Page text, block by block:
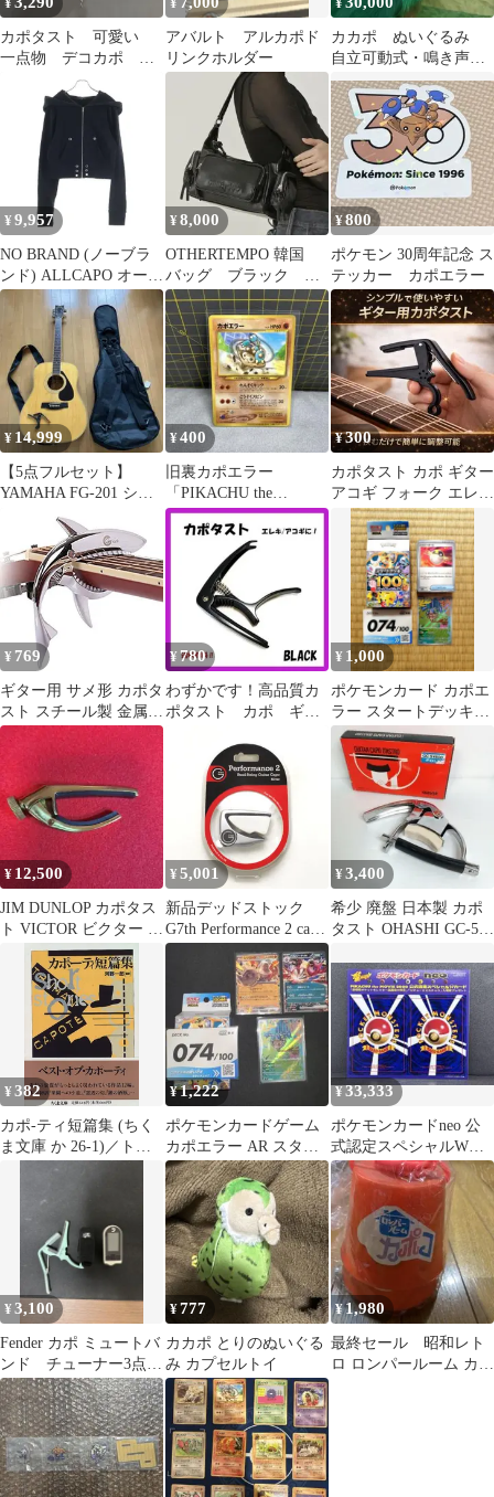
¥
カポタスト 可愛い
一点物 デコカポ ひ
なデコ ハンドメイ
ド ピンク シルバー
¥
アバルト アルカポド
リンクホルダー
¥
カカポ ぬいぐるみ
自立可動式・鳴き声仕
掛け付き
¥ 9,957
NO BRAND (ノーブラ
ンド) ALLCAPO オール
カポ CROPPED BIG
ZIPUP HOODIE クロッ
プド ビッグ フーディ
ジップアップパーカー
ブラック
¥8,000
OTHERTEMPO 韓国
バッグ ブラック カ
ポ
¥800
ポケモン 30周年記念 ス
テッカー カポエラー
¥ 14,999
【5点フルセット】
YAMAHA FG-201 シャ
ーベル付 ケースカポ
¥400
旧裏カポエラー
「PIKACHU the
MOVIE2000」公式認定
スペシャル
¥300
カポタスト カポ ギター
アコギ フォーク エレキ
ギター 固定 黒 ブラッ
¥ 769
ギター用 サメ形 カポタ
スト スチール製 金属製
鮫 シャーク カポ (シル
バー)[ゆうパケット発
送、送料無料]mer002
¥ 780
わずかです！高品質カ
ポタスト カポ ギタ
ブラック １点
¥ 1,000
ポケモンカード カポエ
ラー スタートデッキ
100 074/100
¥ 12,500
JIM DUNLOP カポタス
ト VICTOR ビクター カ
¥5,001
新品デッドストック
G7th Performance 2 capo
スチールストリングス
ギターカポ シルバー ア
コースティックギター/
エレキギター用カポタ
スト
¥3,400
希少 廃盤 日本製 カポ
タスト OHASHI GC-5
¥382
カポ-ティ短篇集 (ちく
ま文庫 か 26-1)／トル
ーマン カポーティ
¥1,222
ポケモンカードゲーム
カポエラー AR スター
トデッキ100 074/100
¥33,333
ポケモンカードneo 公
式認定スペシャルWカ
ード 未剥がし カポエラ
ー ププリン
¥3,100
Fender カポ ミュートバ
ンド チューナー3点セ
ット
¥777
カカポ とりのぬいぐる
み カプセルトイ
¥1,980
最終セール 昭和レト
ロ ロンパールーム カポ